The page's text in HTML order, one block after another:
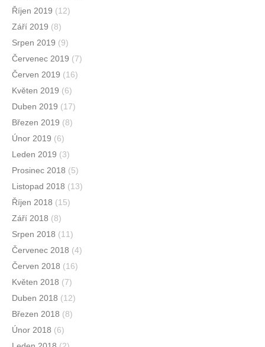
Říjen 2019 (12)
Září 2019 (8)
Srpen 2019 (9)
Červenec 2019 (7)
Červen 2019 (16)
Květen 2019 (6)
Duben 2019 (17)
Březen 2019 (8)
Únor 2019 (6)
Leden 2019 (3)
Prosinec 2018 (5)
Listopad 2018 (13)
Říjen 2018 (15)
Září 2018 (8)
Srpen 2018 (11)
Červenec 2018 (4)
Červen 2018 (16)
Květen 2018 (7)
Duben 2018 (12)
Březen 2018 (8)
Únor 2018 (6)